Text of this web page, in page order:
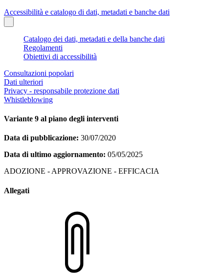
Accessibilità e catalogo di dati, metadati e banche dati
Catalogo dei dati, metadati e della banche dati
Regolamenti
Obiettivi di accessibilità
Consultazioni popolari
Dati ulteriori
Privacy - responsabile protezione dati
Whistleblowing
Variante 9 al piano degli interventi
Data di pubblicazione: 30/07/2020
Data di ultimo aggiornamento: 05/05/2025
ADOZIONE - APPROVAZIONE - EFFICACIA
Allegati